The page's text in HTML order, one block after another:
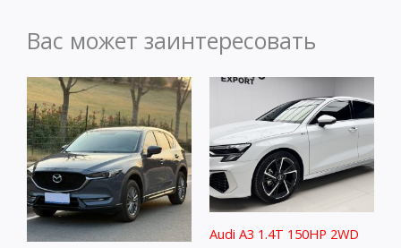
Вас может заинтересовать
Audi A3 1.4T 150HP 2WD